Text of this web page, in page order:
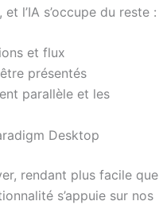
l’IA s’occupe du reste :
et flux
présentés
parallèle et les
Desktop
rendant plus facile que
s’appuie sur nos